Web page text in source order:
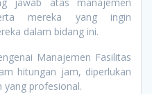
mereka yang ingin
dalam bidang ini.
Manajemen Fasilitas
hitungan jam, diperlukan
yang profesional.